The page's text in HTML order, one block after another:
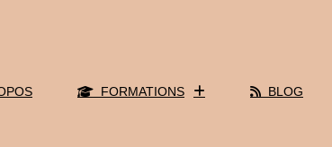
FORMATIONS BLOG